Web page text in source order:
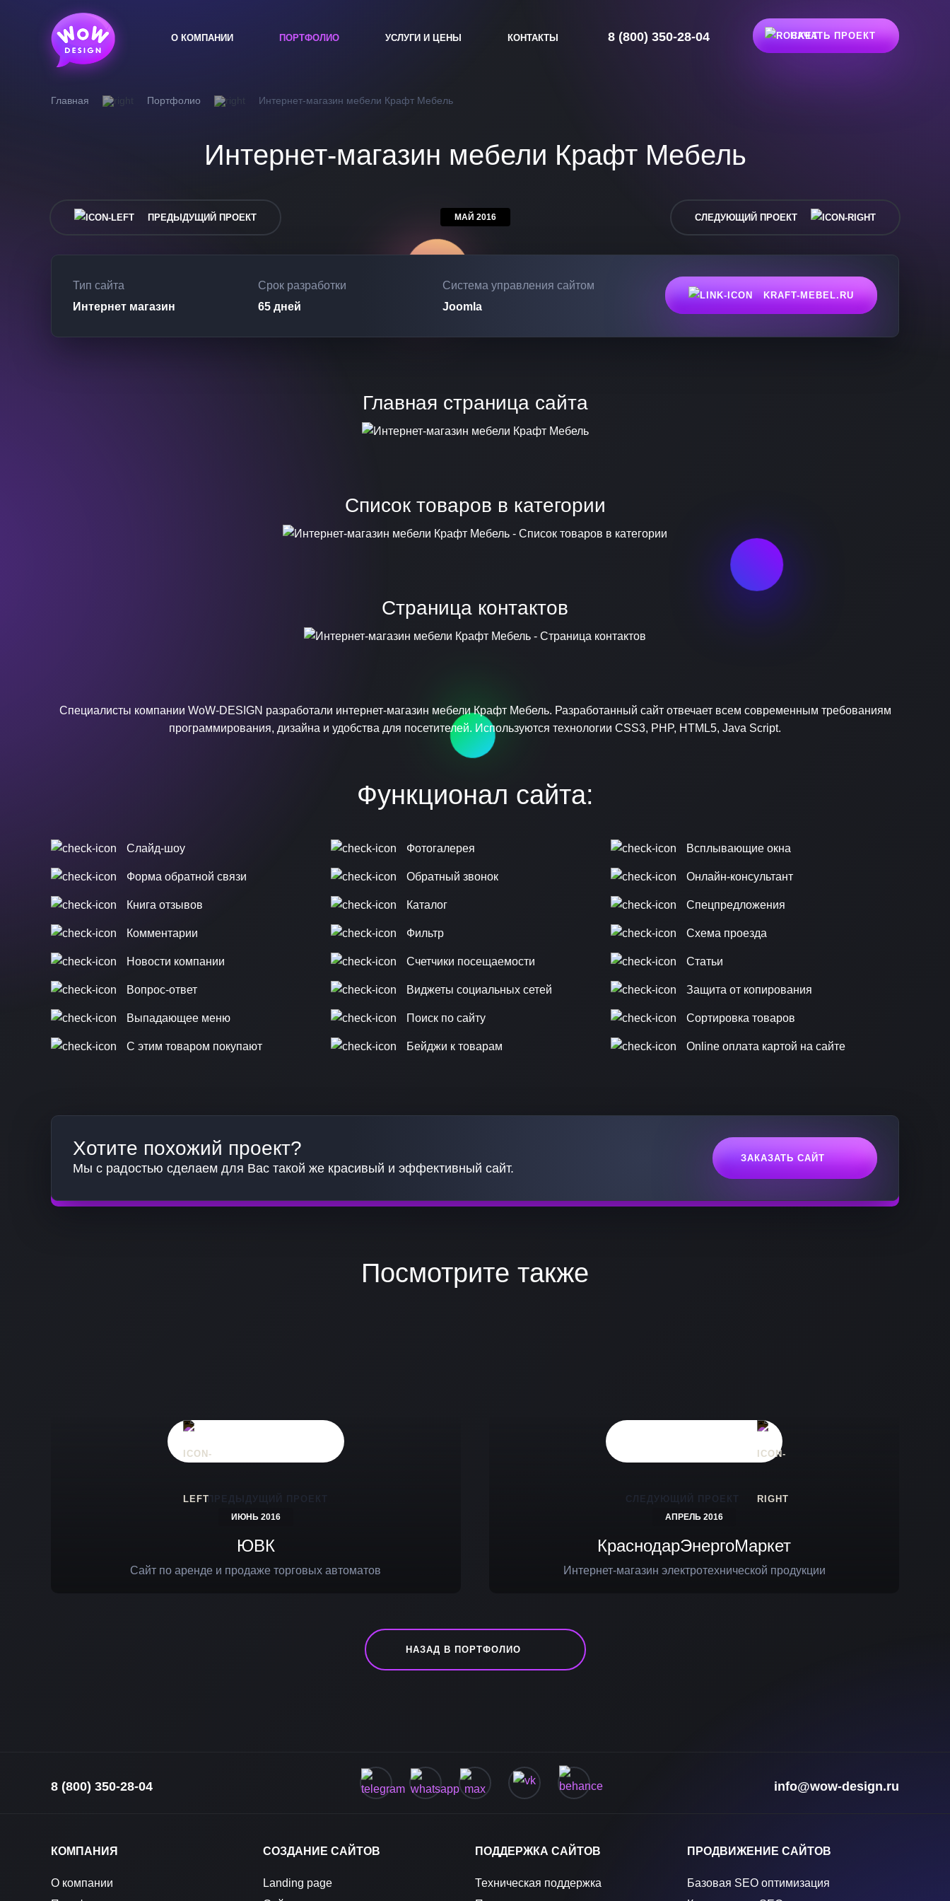
О КОМПАНИИ ПОРТФОЛИО УСЛУГИ И ЦЕНЫ КОНТАКТЫ 8 (800) 350-28-04 НАЧАТЬ ПРОЕКТ
Главная Портфолио Интернет-магазин мебели Крафт Мебель
Интернет-магазин мебели Крафт Мебель
МАЙ 2016
ПРЕДЫДУЩИЙ ПРОЕКТ СЛЕДУЮЩИЙ ПРОЕКТ
Тип сайта
Интернет магазин
Срок разработки
65 дней
Система управления сайтом
Joomla
KRAFT-MEBEL.RU
Главная страница сайта
Список товаров в категории
Страница контактов
Специалисты компании WoW-DESIGN разработали интернет-магазин мебели Крафт Мебель. Разработанный сайт отвечает всем современным требованиям
программирования, дизайна и удобства для посетителей. Используются технологии CSS3, PHP, HTML5, Java Script.
Функционал сайта:
Слайд-шоу Фотогалерея Всплывающие окна
Форма обратной связи Обратный звонок Онлайн-консультант
Книга отзывов Каталог Спецпредложения
Комментарии Фильтр Схема проезда
Новости компании Счетчики посещаемости Статьи
Вопрос-ответ Виджеты социальных сетей Защита от копирования
Выпадающее меню Поиск по сайту Сортировка товаров
С этим товаром покупают Бейджи к товарам Online оплата картой на сайте
Хотите похожий проект?
Мы с радостью сделаем для Вас такой же красивый и эффективный сайт.
ЗАКАЗАТЬ САЙТ
Посмотрите также
ПРЕДЫДУЩИЙ ПРОЕКТ
ИЮНЬ 2016
ЮВК
Сайт по аренде и продаже торговых автоматов
СЛЕДУЮЩИЙ ПРОЕКТ
АПРЕЛЬ 2016
КраснодарЭнергоМаркет
Интернет-магазин электротехнической продукции
НАЗАД В ПОРТФОЛИО
8 (800) 350-28-04 info@wow-design.ru
КОМПАНИЯ
О компании
СОЗДАНИЕ САЙТОВ
Landing page
ПОДДЕРЖКА САЙТОВ
Техническая поддержка
ПРОДВИЖЕНИЕ САЙТОВ
Базовая SEO оптимизация